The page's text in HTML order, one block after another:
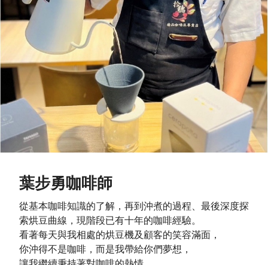
葉步勇咖啡師
從基本咖啡知識的了解，再到沖煮的過程、最後深度探
索烘豆曲線，現階段已有十年的咖啡經驗。
看著每天與我相處的烘豆機及顧客的笑容滿面，
你沖得不是咖啡，而是我帶給你們夢想，